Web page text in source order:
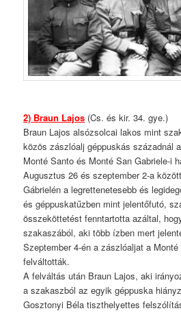
2) Braun Lajos (Cs. és kir. 34. gye.)
Braun Lajos alsózsolcai lakos mint
közös zászlóalj géppuskás századnál
Monté Santo és Monté San Gabriele-i
Augusztus 26 és szeptember 2-a
Gábrielén a legrettenetesebb és
és géppuskatűzben mint jelentőfutó,
összeköttetést fenntartotta azáltal,
szakaszából, aki több ízben mert
Szeptember 4-én a zászlóaljat a Monté
felváltották.
A felváltás után Braun Lajos, aki
a szakaszból az egyik géppuska
Gosztonyi Béla tiszthelyettes